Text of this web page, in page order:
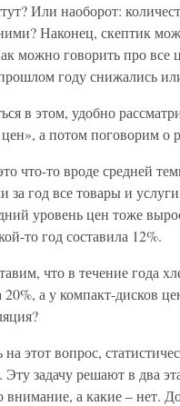
Или наоборот:
Наконец, скептик
можно говорить про все
году снижались
в этом, удобно
цен», а потом поговорим о
что-то вроде средней
за год все товары и
уровень цен тоже
то год составила 12%.
что в течение года
а у компакт-дисков
на этот вопрос,
задачу решают в два
внимание, а какие – нет.